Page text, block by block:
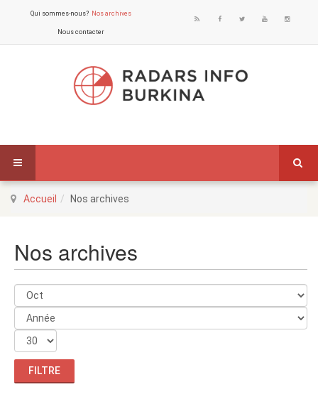
Qui sommes-nous? Nos archives
Nous contacter
Accueil Nos archives
Nos archives
FILTRE